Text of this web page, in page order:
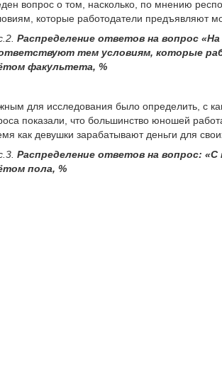
вопрос о том, насколько, по мнению
которые работодатели предъявляют
Распределение ответов на вопрос
тем условиям, которые
факультета, %
для исследования было определить, с
показали, что большинство юношей
как девушки зарабатывают деньги для
Распределение ответов на вопрос:
пола, %